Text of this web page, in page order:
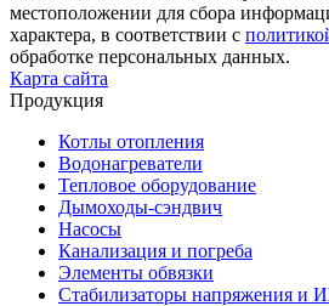
местоположении для сбора
характера, в соответствии с
обработке персональных данных.
Карта сайта
Продукция
Котлы отопления
Водонагреватели
Тепловое оборудование
Дымоходы-сэндвич
Насосы
Канализация и погреба
Элементы обвязки
Стабилизаторы напряжения и